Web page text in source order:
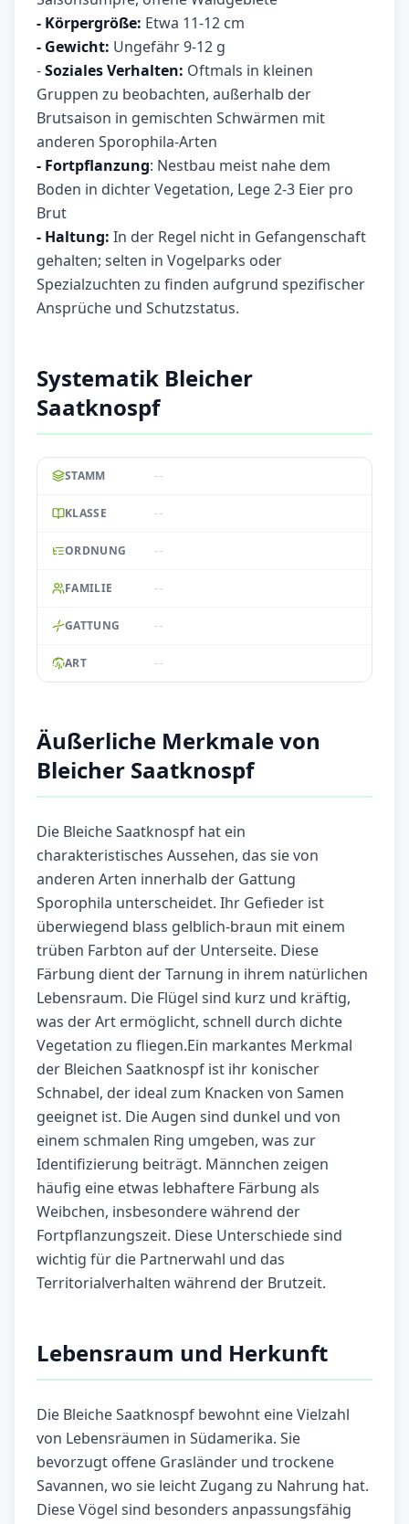
- Körpergröße: Etwa 11-12 cm
- Gewicht: Ungefähr 9-12 g
-Soziales Verhalten: Oftmals in kleinen
Gruppen zu beobachten, außerhalb der
Brutsaison in gemischten Schwärmen mit
anderen Sporophila-Arten
- Fortpflanzung: Nestbau meist nahe dem
Boden in dichter Vegetation, Lege 2-3 Eier pro
Brut
- Haltung: In der Regel nicht in Gefangenschaft
gehalten; selten in Vogelparks oder
Spezialzuchten zu finden aufgrund spezifischer
Ansprüche und Schutzstatus.
Systematik Bleicher
Saatknospf
STAMM --
KLASSE --
ORDNUNG --
FAMILIE --
GATTUNG --
ART --
Äußerliche Merkmale von
Bleicher Saatknospf
Die Bleiche Saatknospf hat ein
charakteristisches Aussehen, das sie von
anderen Arten innerhalb der Gattung
Sporophila unterscheidet. Ihr Gefieder ist
überwiegend blass gelblich-braun mit einem
trüben Farbton auf der Unterseite. Diese
Färbung dient der Tarnung in ihrem natürlichen
Lebensraum. Die Flügel sind kurz und kräftig,
was der Art ermöglicht, schnell durch dichte
Vegetation zu fliegen.Ein markantes Merkmal
der Bleichen Saatknospf ist ihr konischer
Schnabel, der ideal zum Knacken von Samen
geeignet ist. Die Augen sind dunkel und von
einem schmalen Ring umgeben, was zur
Identifizierung beiträgt. Männchen zeigen
häufig eine etwas lebhaftere Färbung als
Weibchen, insbesondere während der
Fortpflanzungszeit. Diese Unterschiede sind
wichtig für die Partnerwahl und das
Territorialverhalten während der Brutzeit.
Lebensraum und Herkunft
Die Bleiche Saatknospf bewohnt eine Vielzahl
von Lebensräumen in Südamerika. Sie
bevorzugt offene Grasländer und trockene
Savannen, wo sie leicht Zugang zu Nahrung hat.
Diese Vögel sind besonders anpassungsfähig